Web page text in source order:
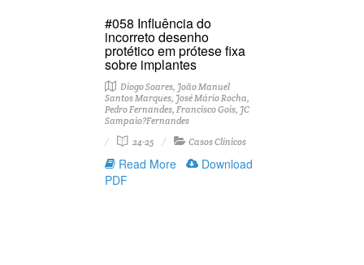
#058 Influência do
incorreto desenho
protético em prótese fixa
sobre implantes
Diogo Soares, João Manuel
Santos Marques, José Mário Rocha,
Pedro Fernandes, Francisco Gois, JC
Sampaio?Fernandes
24-25
Casos Clínicos
Read More
Download
PDF